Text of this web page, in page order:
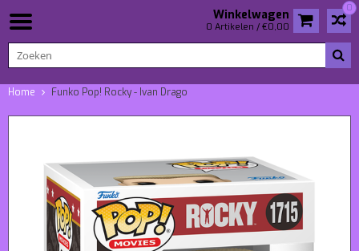
0
Winkelwagen
0 Artikelen / €0,00
Home Funko Pop! Rocky - Ivan Drago